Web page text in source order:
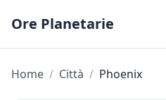
Ore Planetarie
Home / Città / Phoenix